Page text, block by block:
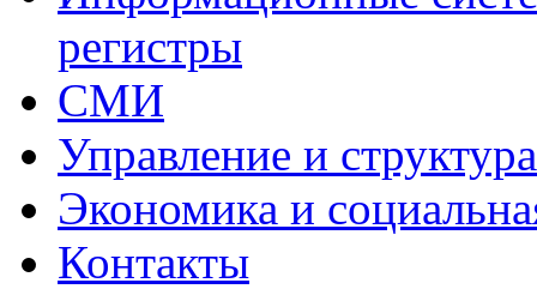
регистры
СМИ
Управление и
Экономика и
Контакты